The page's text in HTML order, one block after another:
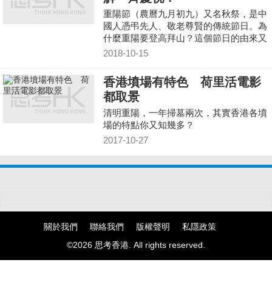
重陽節（農曆九月初九）又名秋祭，是中
國人憑弔先人、敬老尊賢的傳統節日。為
什麼重陽要登高拜山？這個節日的由來又
是怎樣？
2018-10-15
香港墳場有特色 荷里活電影
都取景
清明重陽，一年掃墓兩次，其實香港各墳
場的特點你又知幾多？
2017-10-27
關於我們 聯絡我們 版權聲明
私隱政策
©2026 思考香港. All rights reserved.